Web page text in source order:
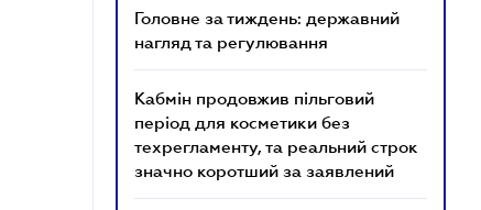
Головне за тиждень: державний
нагляд та регулювання
Кабмін продовжив пільговий
період для косметики без
техрегламенту, та реальний строк
значно коротший за заявлений